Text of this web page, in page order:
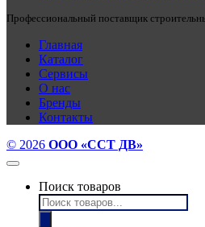
Профессиональный поставщик
Главная
Каталог
Сервисы
О нас
Бренды
Контакты
© 2026 ООО «ССТ ДВ»
Поиск товаров